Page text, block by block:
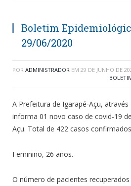
Boletim
29/06/2020
POR ADMINISTRADOR EM 29 DE JUNHO DE
A Prefeitura de Igarapé-Açu, através
informa 01 novo caso de covid-19
Açu. Total de 422 casos
Feminino, 26 anos.
O número de pacientes